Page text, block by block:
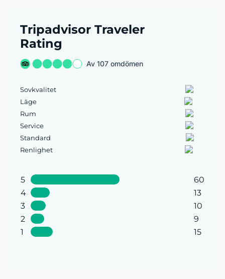
Tripadvisor Traveler
Rating
Av 107 omdömen
Sovkvalitet
Läge
Rum
Service
Standard
Renlighet
5
60
4
13
3
10
2
9
1
15